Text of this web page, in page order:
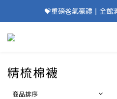
加入會員⭐即享
💝重磅爸氣豪禮｜全館
💝重磅爸氣豪禮
精梳棉襪
商品排序